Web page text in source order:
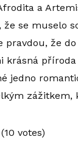
a
že se muselo
pravdou, že
krásná
jedno
zážitkem,
votes)